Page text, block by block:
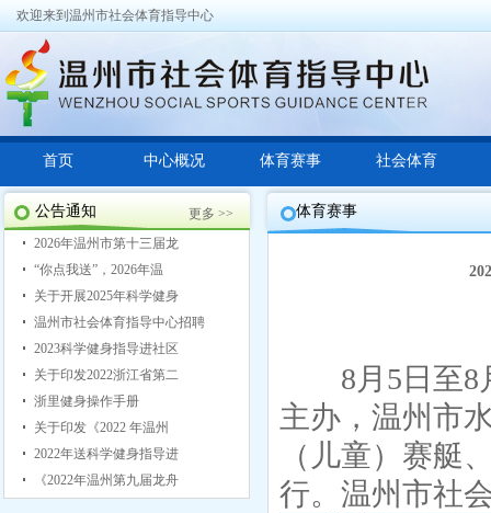
欢迎来到温州市社会体育指导中心
首页 中心概况 体育赛事 社会体育
公告通知
更多 >>
2026年温州市第十三届龙
“你点我送”，2026年温
关于开展2025年科学健身
温州市社会体育指导中心招聘
2023科学健身指导进社区
关于印发2022浙江省第二
浙里健身操作手册
关于印发《2022 年温州
2022年送科学健身指导进
《2022年温州第九届龙舟
体育赛事
8月5日至8
主办，温州市
（儿童） 赛艇
行。 温州市社